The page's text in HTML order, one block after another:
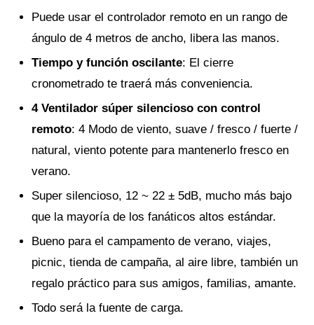
Puede usar el controlador remoto en un rango de
ángulo de 4 metros de ancho, libera las manos.
Tiempo y función oscilante: El cierre
cronometrado te traerá más conveniencia.
4 Ventilador súper silencioso con control
remoto: 4 Modo de viento, suave / fresco / fuerte /
natural, viento potente para mantenerlo fresco en
verano.
Super silencioso, 12 ~ 22 ± 5dB, mucho más bajo
que la mayoría de los fanáticos altos estándar.
Bueno para el campamento de verano, viajes,
picnic, tienda de campaña, al aire libre, también un
regalo práctico para sus amigos, familias, amante.
Todo será la fuente de carga.